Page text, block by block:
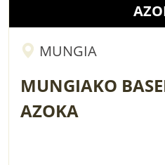
MUNGIA
MUNGIAKO
AZOKA